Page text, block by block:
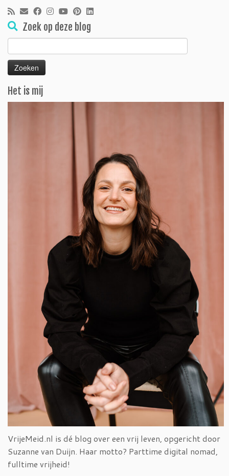
Zoek op deze blog
Zoeken
naar:
Het is mij
VrijeMeid.nl is dé blog over een vrij leven, opgericht door
Suzanne van Duijn. Haar motto? Parttime digital nomad,
fulltime vrijheid!